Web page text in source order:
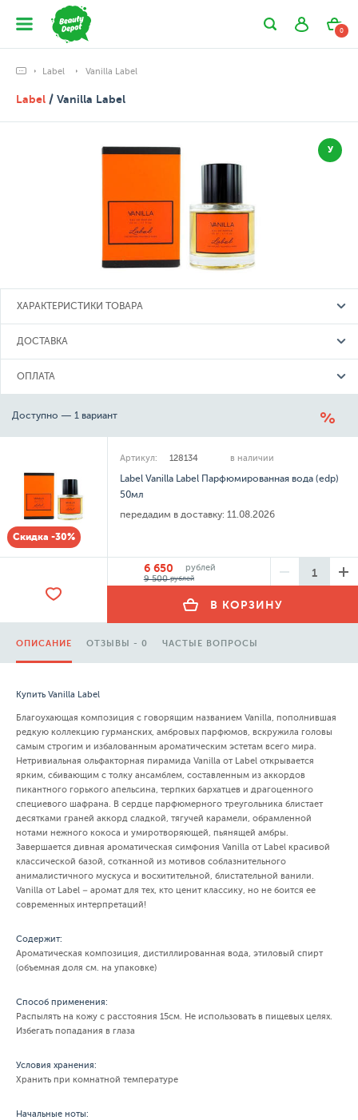
0
Label Vanilla Label
Label / Vanilla Label
У
ХАРАКТЕРИСТИКИ ТОВАРА
ДОСТАВКА
ОПЛАТА
Доступно — 1 вариант
Скидка -30%
Артикул: 128134 в наличии
Label Vanilla Label Парфюмированная вода (edp)
50мл
передадим в доставку: 11.08.2026
6 650
рублей
9 500рублей
В КОРЗИНУ
ОПИСАНИЕ ОТЗЫВЫ - 0 ЧАСТЫЕ ВОПРОСЫ
Купить Vanilla Label
Благоухающая композиция с говорящим названием Vanilla, пополнившая
редкую коллекцию гурманских, амбровых парфюмов, вскружила головы
самым строгим и избалованным ароматическим эстетам всего мира.
Нетривиальная ольфакторная пирамида Vanilla от Label открывается
ярким, сбивающим с толку ансамблем, составленным из аккордов
пикантного горького апельсина, терпких бархатцев и драгоценного
специевого шафрана. В сердце парфюмерного треугольника блистает
десятками граней аккорд сладкой, тягучей карамели, обрамленной
нотами нежного кокоса и умиротворяющей, пьянящей амбры.
Завершается дивная ароматическая симфония Vanilla от Label красивой
классической базой, сотканной из мотивов соблазнительного
анималистичного мускуса и восхитительной, блистательной ванили.
Vanilla от Label – аромат для тех, кто ценит классику, но не боится ее
современных интерпретаций!
Содержит:
Ароматическая композиция, дистиллированная вода, этиловый спирт
(объемная доля см. на упаковке)
Способ применения:
Распылять на кожу с расстояния 15см. Не использовать в пищевых целях.
Избегать попадания в глаза
Условия хранения:
Хранить при комнатной температуре
Начальные ноты: